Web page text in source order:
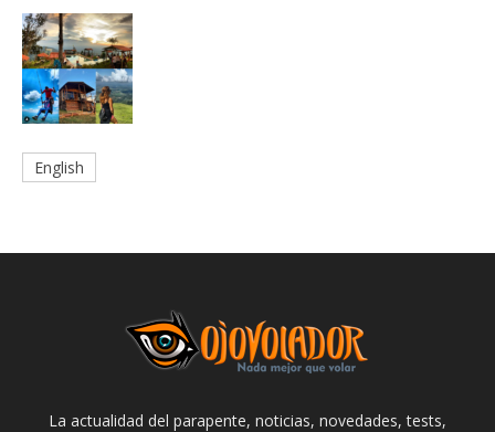
English
La actualidad del parapente, noticias, novedades, tests,